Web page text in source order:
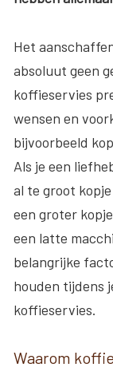
Het
absoluut geen
koffieservies
wensen en
bijvoorbeeld
Als je een
al te groot
een groter
een latte
belangrijke
houden tijdens
koffieservies.
Waarom